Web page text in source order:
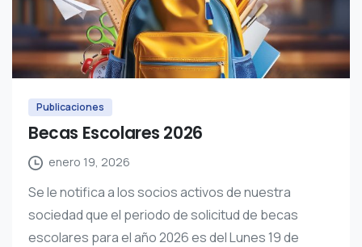
Publicaciones
Becas Escolares 2026
enero 19, 2026
Se le notifica a los socios activos de nuestra
sociedad que el periodo de solicitud de becas
escolares para el año 2026 es del Lunes 19 de